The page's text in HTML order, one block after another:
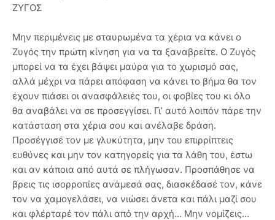
ΖΥΓΟΣ
Μην περιμένεις με σταυρωμένα τα χέρια να κάνει ο
Ζυγός την πρώτη κίνηση για να τα ξαναβρείτε. Ο Ζυγός
μπορεί να τα έχει βάψει μαύρα για το χωρισμό σας,
αλλά μέχρι να πάρει απόφαση να κάνει το βήμα θα τον
έχουν πιάσει οι ανασφάλειές του, οι φοβίες του κι όλο
θα αναβάλει να σε προσεγγίσει. Γι’ αυτό λοιπόν πάρε την
κατάσταση στα χέρια σου και ανέλαβε δράση.
Προσέγγισέ τον με γλυκύτητα, μην του επιρρίπτεις
ευθύνες και μην τον κατηγορείς για τα λάθη του, έστω
και αν κάποια από αυτά σε πλήγωσαν. Προσπάθησε να
βρεις τις ισορροπίες ανάμεσά σας, διασκέδασέ τον, κάνε
τον να χαμογελάσει, να νιώσει άνετα και πάλι μαζί σου
και φλέρταρέ τον πάλι από την αρχή… Μην νομίζεις…